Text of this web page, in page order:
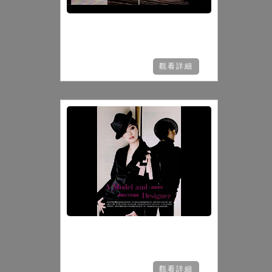
觀看詳細
觀看詳細